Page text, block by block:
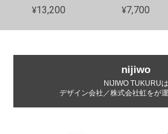
¥13,200 ¥7,700
nijiwo
NIJIWO TUKURUは
デザイン会社／株式会社虹をが